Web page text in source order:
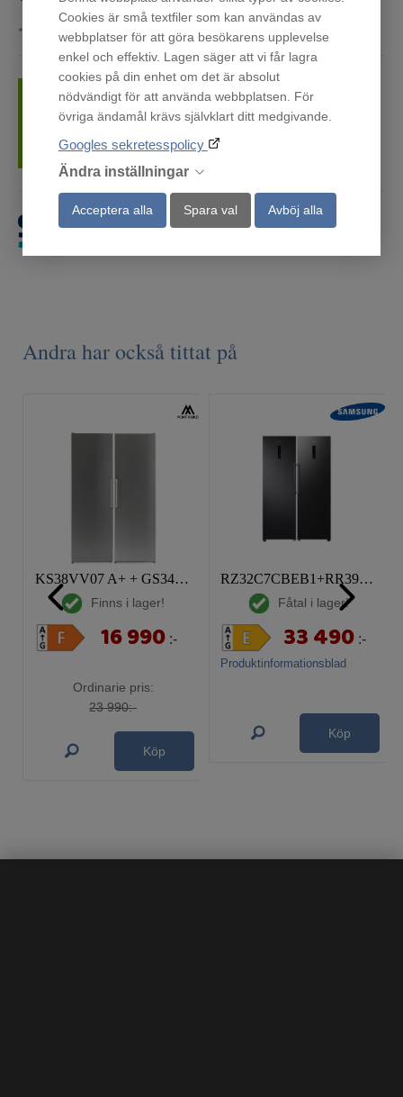
Cookies är små textfiler som kan användas av
webbplatser för att göra besökarens upplevelse
enkel och effektiv. Lagen säger att vi får lagra
cookies på din enhet om det är absolut
nödvändigt för att använda webbplatsen. För
övriga ändamål krävs självklart ditt medgivande.
Googles sekretesspolicy
Ändra inställningar
Acceptera alla Spara val Avböj alla
*undantag kan förekomma
Tillvalstjänster som inbärning, installation,
Få först. Betala sen.
Andra har också tittat på
KS38VV07 A+ + GS34VV07 A+ Paketpris
Finns i lager!
16 990 :-
Ordinarie pris:
23 990:-
Köp
RZ32C7CBEB1+RR39C7EC5B1 Paketpris
Fåtal i lager!
Produktinformationsblad
33 490 :-
Köp